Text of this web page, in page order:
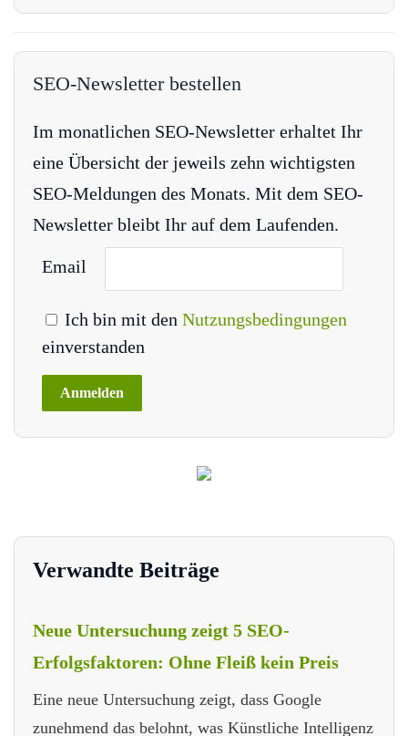
SEO-Newsletter bestellen
Im monatlichen SEO-Newsletter erhaltet Ihr
eine Übersicht der jeweils zehn wichtigsten
SEO-Meldungen des Monats. Mit dem SEO-
Newsletter bleibt Ihr auf dem Laufenden.
Email
Ich bin mit den Nutzungsbedingungen
einverstanden
Verwandte Beiträge
Neue Untersuchung zeigt 5 SEO-
Erfolgsfaktoren: Ohne Fleiß kein Preis
Eine neue Untersuchung zeigt, dass Google
zunehmend das belohnt, was Künstliche Intelligenz